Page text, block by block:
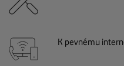
K pevnému